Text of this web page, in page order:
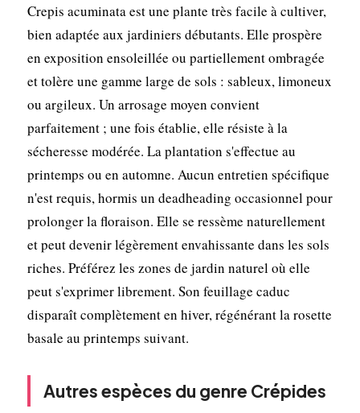
Crepis acuminata est une plante très facile à cultiver,
bien adaptée aux jardiniers débutants. Elle prospère
en exposition ensoleillée ou partiellement ombragée
et tolère une gamme large de sols : sableux, limoneux
ou argileux. Un arrosage moyen convient
parfaitement ; une fois établie, elle résiste à la
sécheresse modérée. La plantation s'effectue au
printemps ou en automne. Aucun entretien spécifique
n'est requis, hormis un deadheading occasionnel pour
prolonger la floraison. Elle se ressème naturellement
et peut devenir légèrement envahissante dans les sols
riches. Préférez les zones de jardin naturel où elle
peut s'exprimer librement. Son feuillage caduc
disparaît complètement en hiver, régénérant la rosette
basale au printemps suivant.
Autres espèces du genre Crépides